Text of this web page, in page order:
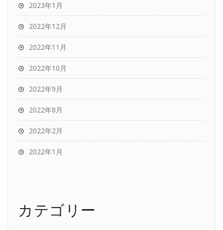
2023年1月
2022年12月
2022年11月
2022年10月
2022年9月
2022年8月
2022年2月
2022年1月
カテゴリー